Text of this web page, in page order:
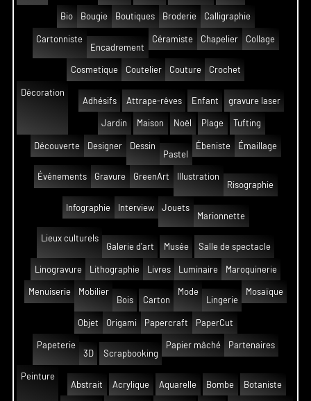
Bio Bougie Boutiques Broderie Calligraphie
Cartonniste
Encadrement
Céramiste Chapelier Collage
Cosmetique Coutelier Couture Crochet
Décoration
Adhésifs
Attrape-rêves Enfant gravure laser
Jardin Maison Noël Plage Tufting
Découverte Designer
Dessin
Pastel
Ébeniste Émaillage
Événements Gravure GreenArt
Illustration
Risographie
Infographie Interview
Jouets
Marionnette
Lieux culturels
Galerie d'art
Musée Salle de spectacle
Linogravure Lithographie Livres Luminaire Maroquinerie
Menuiserie
Mobilier
Bois
Carton
Mode
Lingerie
Mosaïque
Objet Origami Papercraft PaperCut
Papeterie
3D
Scrapbooking
Papier mâché Partenaires
Peinture
Abstrait
Acrylique Aquarelle Bombe Botaniste